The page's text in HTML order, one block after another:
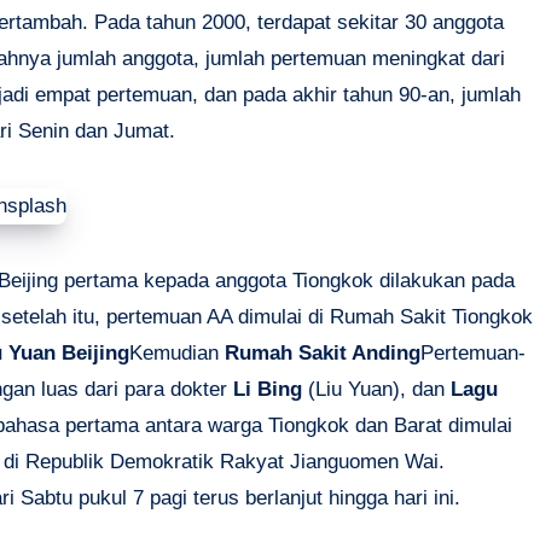
Pada tahun 2000, terdapat sekitar 30 anggota
jumlah anggota, jumlah pertemuan meningkat dari
empat pertemuan, dan pada akhir tahun 90-an, jumlah
Senin dan Jumat.
pertama kepada anggota Tiongkok dilakukan pada
itu, pertemuan AA dimulai di Rumah Sakit Tiongkok
Yuan BeijingKemudian Rumah Sakit AndingPertemuan-
luas dari para dokter Li Bing (Liu Yuan), dan Lagu
pertama antara warga Tiongkok dan Barat dimulai
Republik Demokratik Rakyat Jianguomen Wai.
Sabtu pukul 7 pagi terus berlanjut hingga hari ini.